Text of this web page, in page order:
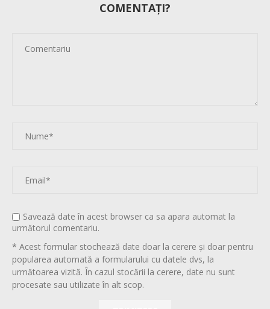
COMENTAȚI?
Savează date în acest browser ca sa apara automat la
următorul comentariu.
* Acest formular stochează date doar la cerere și doar pentru
popularea automată a formularului cu datele dvs, la
următoarea vizită. În cazul stocării la cerere, date nu sunt
procesate sau utilizate în alt scop.